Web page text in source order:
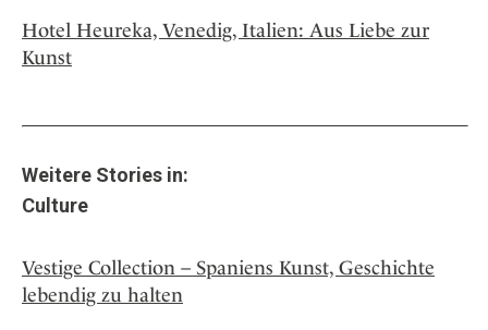
Hotel Heureka, Venedig, Italien: Aus Liebe zur
Kunst
Weitere Stories in:
Culture
Vestige Collection – Spaniens Kunst, Geschichte
lebendig zu halten